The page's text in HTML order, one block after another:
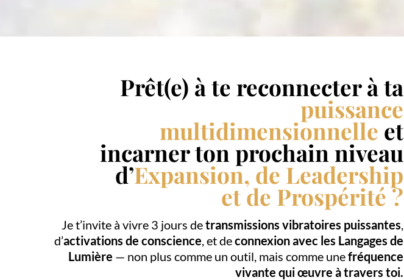
Prêt(e) à te reconnecter à ta
puissance
multidimensionnelle et
incarner ton prochain niveau
d’Expansion, de Leadership
et de Prospérité ?
Je t’invite à vivre 3 jours detransmissions vibratoires puissantes,
d’activations de conscience, et deconnexion avec les Langages de
Lumière — non plus comme un outil, mais comme unefréquence
vivante qui œuvre à travers toi.